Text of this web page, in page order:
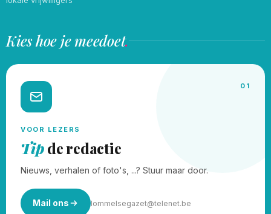
Kies hoe je meedoet.
01
VOOR LEZERS
Tipde redactie
Nieuws, verhalen of foto's, ...? Stuur maar door.
Mail ons lommelsegazet@telenet.be